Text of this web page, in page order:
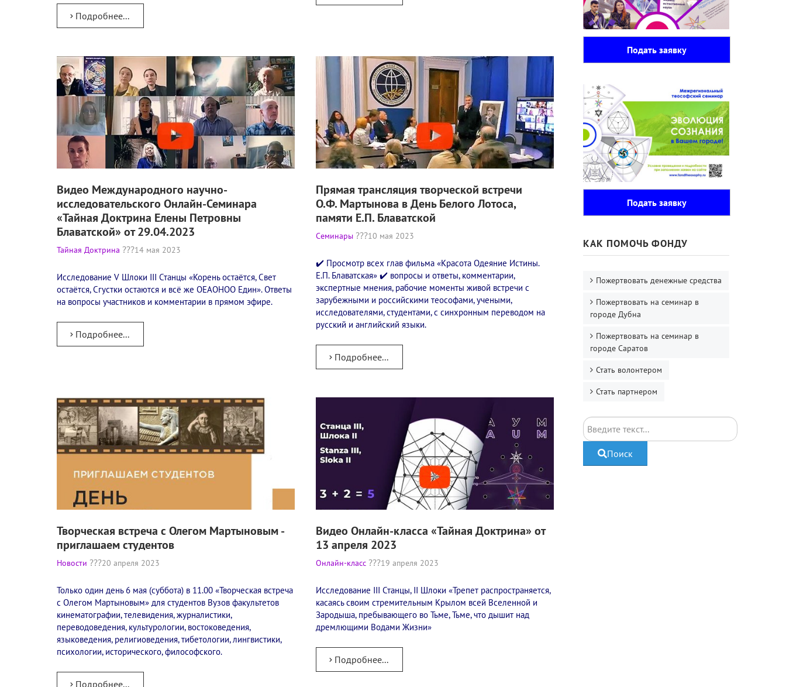
Подробнее...
Видео Международного научно-
исследовательского Онлайн-Семинара
«Тайная Доктрина Елены Петровны
Блаватской» от 29.04.2023
Тайная Доктрина 14 мая 2023
Исследование V Шлоки III Станцы​ «Корень остаётся, Свет
остаётся, Сгустки остаются и всё же OEAOHOO Един». Ответы
на вопросы участников и комментарии в прямом эфире.
Подробнее...
Прямая трансляция творческой встречи
О.Ф. Мартынова в День Белого Лотоса,
памяти Е.П. Блаватской
Семинары 10 мая 2023
✔️ Просмотр всех глав фильма «Красота Одеяние Истины.
Е.П. Блаватская» ✔️ вопросы и ответы, комментарии,
экспертные мнения, рабочие моменты живой встречи с
зарубежными и российскими теософами, учеными,
исследователями, студентами, с синхронным переводом на
русский и английский языки.
Подробнее...
Творческая встреча с Олегом Мартыновым -
приглашаем студентов
Новости 20 апреля 2023
Только один день 6 мая (суббота) в 11.00 «Творческая встреча
с Олегом Мартыновым» для студентов Вузов факультетов
кинематографии, телевидения, журналистики,
переводоведения, культурологии, востоковедения,
языковедения, религиоведения, тибетологии, лингвистики,
психологии, исторического, философского.
Подробнее...
Видео Онлайн-класса «Тайная Доктрина» от
13 апреля 2023
Онлайн-класс 19 апреля 2023
Исследование III Станцы, II Шлоки «Трепет распространяется,
касаясь своим стремительным Крылом всей Вселенной и
Зародыша, пребывающего во Тьме, Тьме, что дышит над
дремлющими Водами Жизни»
Подробнее...
Подать заявку
Подать заявку
КАК ПОМОЧЬ ФОНДУ
Пожертвовать денежные средства
Пожертвовать на семинар в
городе Дубна
Пожертвовать на семинар в
городе Саратов
Стать волонтером
Стать партнером
Поиск
Поиск